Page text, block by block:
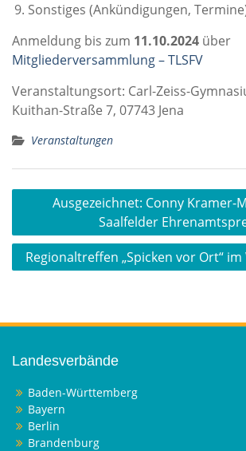
Sonstiges (Ankündigungen,
Anmeldung bis zum 11.10.2024 über
Mitgliederversammlung – TLSFV
Veranstaltungsort: Carl-Zeiss-
Kuithan-Straße 7, 07743 Jena
Veranstaltungen
Beitragsnavigation
Ausgezeichnet: Conny Kramer-
Saalfelder
Regionaltreffen „Spicken vor Ort“
Landesverbände
Baden-Württemberg
Bayern
Berlin
Brandenburg